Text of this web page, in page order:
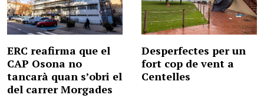
ERC reafirma que el
CAP Osona no
tancarà quan s’obri el
del carrer Morgades
Desperfectes per un
fort cop de vent a
Centelles